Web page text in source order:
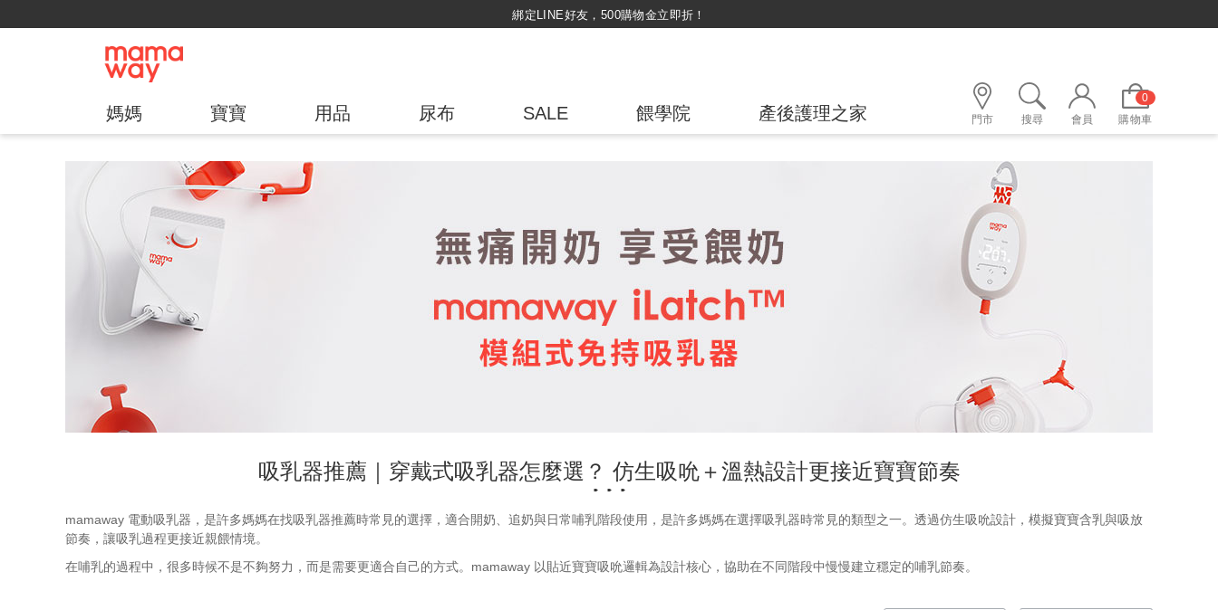
持媽媽手冊兌換媽媽禮｜超實用芬蘭箱免費領取 ~
媽媽 寶寶 用品 尿布 SALE 餵學院 產後護理之家 門市 搜尋 會員
0
購物車
吸乳器推薦｜穿戴式吸乳器怎麼選？ 仿生吸吮＋溫熱設計更接近寶寶節奏
mamaway 電動吸乳器，是許多媽媽在找吸乳器推薦時常見的選擇，適合開奶、追奶與日常哺乳階段使用，是許多媽媽在選擇吸乳器時常見的類型之一。透過仿生吸吮設計，模擬寶寶含乳與吸放
節奏，讓吸乳過程更接近親餵情境。
在哺乳的過程中，很多時候不是不夠努力，而是需要更適合自己的方式。mamaway 以貼近寶寶吸吮邏輯為設計核心，協助在不同階段中慢慢建立穩定的哺乳節奏。